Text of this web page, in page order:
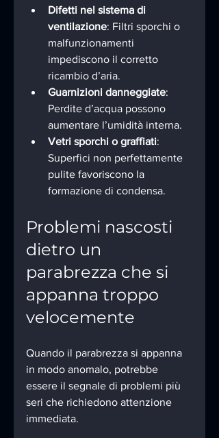
Difetti nel sistema di
ventilazione: Filtri sporchi o
malfunzionamenti
impediscono il corretto
ricambio d’aria.
Guarnizioni danneggiate:
Perdite d’acqua possono
aumentare l’umidità interna.
Vetri sporchi o graffiati:
Superfici non perfettamente
pulite favoriscono la
formazione di condensa.
Problemi nascosti
dietro un
parabrezza che si
appanna troppo
velocemente
Quando il parabrezza si appanna
in modo anomalo, potrebbe
essere il segnale di problemi più
seri che richiedono attenzione
immediata.